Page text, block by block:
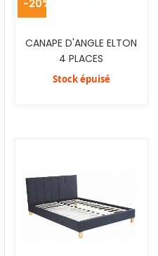
CANAPE D'ANGLE ELTON
4 PLACES
Stock épuisé
-20%